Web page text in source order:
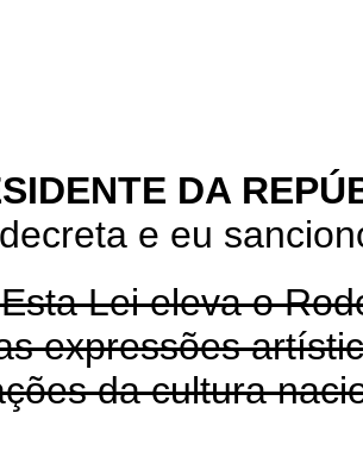
DA
e eu
Lei eleva o
expressões
da cultura